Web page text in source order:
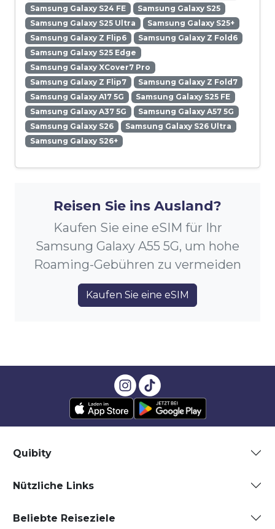
Samsung Galaxy S24 FE
Samsung Galaxy S25
Samsung Galaxy S25 Ultra
Samsung Galaxy S25+
Samsung Galaxy Z Flip6
Samsung Galaxy Z Fold6
Samsung Galaxy S25 Edge
Samsung Galaxy XCover7 Pro
Samsung Galaxy Z Flip7
Samsung Galaxy Z Fold7
Samsung Galaxy A17 5G
Samsung Galaxy S25 FE
Samsung Galaxy A37 5G
Samsung Galaxy A57 5G
Samsung Galaxy S26
Samsung Galaxy S26 Ultra
Samsung Galaxy S26+
Reisen Sie ins Ausland?
Kaufen Sie eine eSIM für Ihr
Samsung Galaxy A55 5G, um hohe
Roaming-Gebühren zu vermeiden
Kaufen Sie eine eSIM
Quibity
Nützliche Links
Beliebte Reiseziele